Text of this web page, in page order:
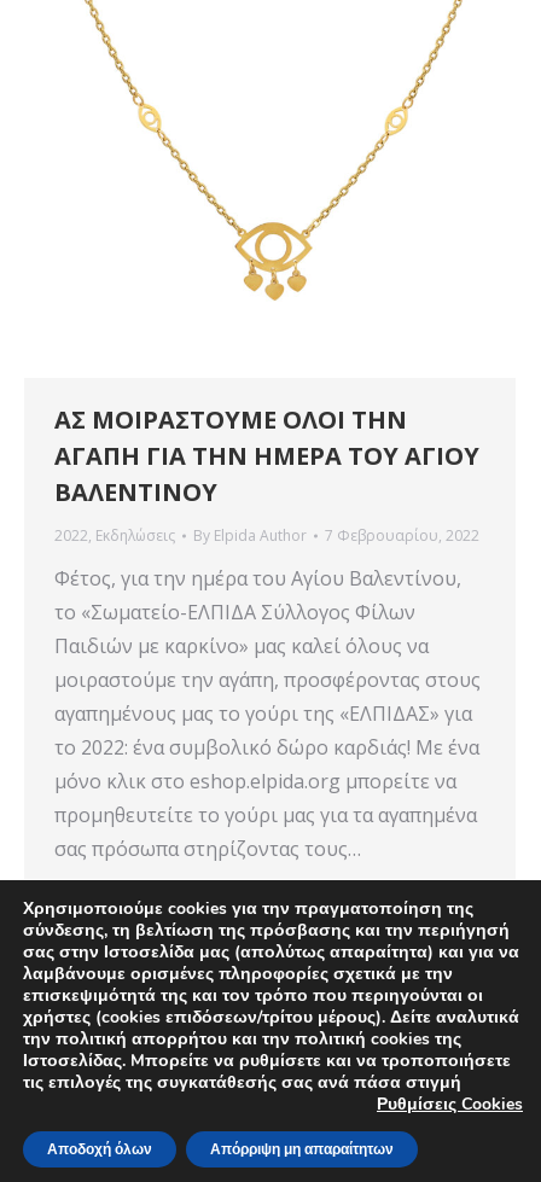
ΑΣ ΜΟΙΡΑΣΤΟΥΜΕ ΟΛΟΙ ΤΗΝ
ΑΓΑΠΗ ΓΙΑ ΤΗΝ ΗΜΕΡΑ ΤΟΥ ΑΓΙΟΥ
ΒΑΛΕΝΤΙΝΟΥ
2022, Εκδηλώσεις By Elpida Author 7 Φεβρουαρίου, 2022
Φέτος, για την ημέρα του Αγίου Βαλεντίνου,
το «Σωματείο-ΕΛΠΙΔΑ Σύλλογος Φίλων
Παιδιών με καρκίνο» μας καλεί όλους να
μοιραστούμε την αγάπη, προσφέροντας στους
αγαπημένους μας το γούρι της «ΕΛΠΙΔΑΣ» για
το 2022: ένα συμβολικό δώρο καρδιάς! Με ένα
μόνο κλικ στο eshop.elpida.org μπορείτε να
προμηθευτείτε το γούρι μας για τα αγαπημένα
σας πρόσωπα στηρίζοντας τους…
© 2019 ELPIDA Association. All rights reserved. Powered by CITD.
Μενού
Χρησιμοποιούμε cookies για την πραγματοποίηση της
σύνδεσης, τη βελτίωση της πρόσβασης και την περιήγησή
σας στην Ιστοσελίδα μας (απολύτως απαραίτητα) και για να
λαμβάνουμε ορισμένες πληροφορίες σχετικά με την
επισκεψιμότητά της και τον τρόπο που περιηγούνται οι
χρήστες (cookies επιδόσεων/τρίτου μέρους). Δείτε αναλυτικά
την πολιτική απορρήτου και την πολιτική cookies της
Ιστοσελίδας. Mπορείτε να ρυθμίσετε και να τροποποιήσετε
τις επιλογές της συγκατάθεσής σας ανά πάσα στιγμή
Ρυθμίσεις Cookies
Αποδοχή όλων Απόρριψη μη απαραίτητων